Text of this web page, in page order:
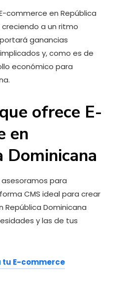
commerce en República
a un ritmo
ganancias
y, como es de
económico para
ofrece E-
en
Dominicana
para
CMS ideal para crear
República Dominicana
y las de tus
tu E-commerce